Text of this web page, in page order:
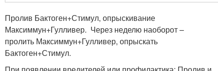
Пролив Бактоген+Стимул, опрыскивание
Максиммун+Гулливер. Через неделю наоборот –
пролить Максиммун+Гулливер, опрыскать
Бактоген+Стимул.